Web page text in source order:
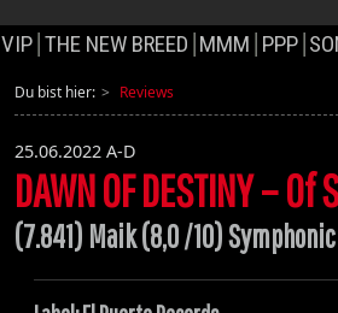
VIP THE NEW BREED MMM PPP
Du bist hier: Reviews
25.06.2022 A-D
DAWN OF DESTINY –
(7.841) Maik (8,0 /10)